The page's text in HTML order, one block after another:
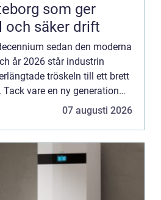
som ger
och säker drift
sedan den moderna
år 2026 står industrin
tröskeln till ett brett
vare en ny generation
07 augusti 2026